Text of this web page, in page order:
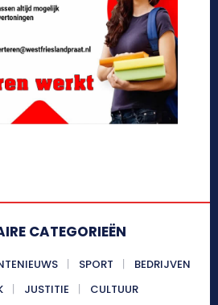
CATEGORIEËN
SPORT
BEDRIJVEN
JUSTITIE CULTUUR